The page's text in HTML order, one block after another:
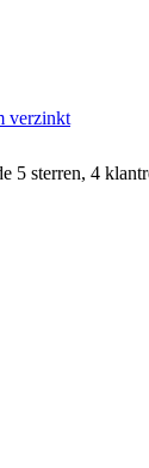
verzinkt
5 sterren, 4